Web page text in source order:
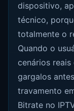
dispositivo,
técnico,
totalmente o
Quando o
cenários
gargalos
travamento
Bitrate no